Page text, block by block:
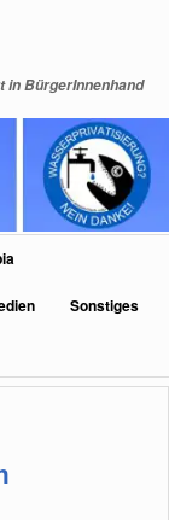
in BürgerInnenhand
Sonstiges